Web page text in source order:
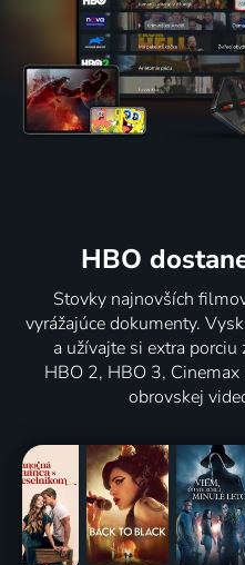
HBO
Stovky najnovších
vyrážajúce dokumenty.
a užívajte si extra
HBO 2, HBO 3,
obrovskej